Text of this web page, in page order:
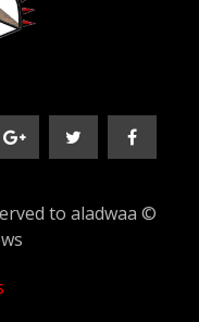
to aladwaa